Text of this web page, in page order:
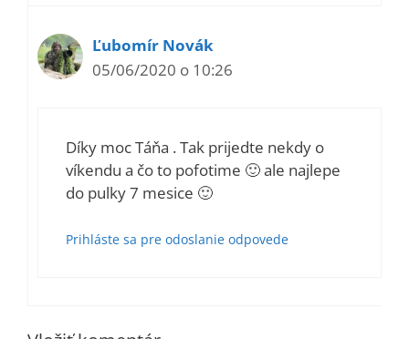
Ľubomír Novák
05/06/2020 o 10:26
Díky moc Táňa . Tak prijedte nekdy o
víkendu a čo to pofotime 🙂 ale najlepe
do pulky 7 mesice 🙂
Prihláste sa pre odoslanie odpovede